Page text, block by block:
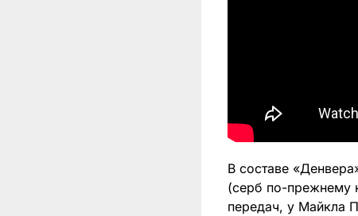
В составе
(серб по-прежнему
передач, у Майкла